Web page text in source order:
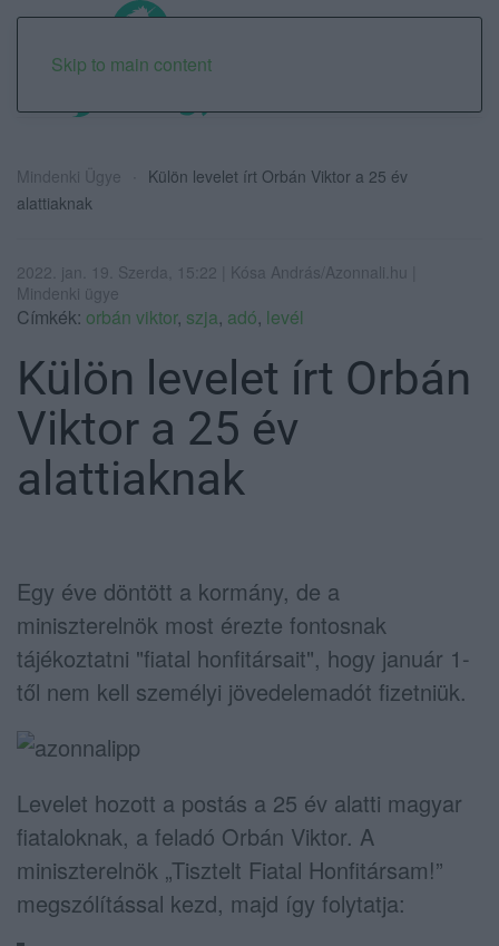
Skip to main content
Mindenki Ügye
Külön levelet írt Orbán Viktor a 25 év
alattiaknak
2022. jan. 19. Szerda, 15:22 | Kósa András/Azonnali.hu |
Mindenki ügye
Címkék: orbán viktor, szja, adó, levél
Külön levelet írt Orbán
Viktor a 25 év
alattiaknak
Egy éve döntött a kormány, de a
miniszterelnök most érezte fontosnak
tájékoztatni "fiatal honfitársait", hogy január 1-
től nem kell személyi jövedelemadót fizetniük.
Levelet hozott a postás a 25 év alatti magyar
fiataloknak, a feladó Orbán Viktor. A
miniszterelnök „Tisztelt Fiatal Honfitársam!”
megszólítással kezd, majd így folytatja: